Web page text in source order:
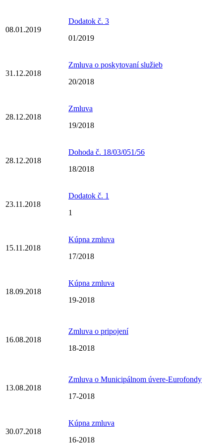
08.01.2019
Dodatok č. 3
01/2019
31.12.2018
Zmluva o poskytovaní služieb
20/2018
28.12.2018
Zmluva
19/2018
28.12.2018
Dohoda č. 18/03/051/56
18/2018
23.11.2018
Dodatok č. 1
1
15.11.2018
Kúpna zmluva
17/2018
18.09.2018
Kúpna zmluva
19-2018
16.08.2018
Zmluva o pripojení
18-2018
13.08.2018
Zmluva o Municipálnom úvere-Eurofondy
17-2018
30.07.2018
Kúpna zmluva
16-2018